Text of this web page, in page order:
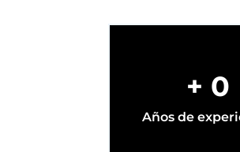
+ 0
Años de